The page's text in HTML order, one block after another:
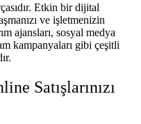
Etkin bir dijital
ve işletmenizin
ajansları, sosyal medya
kampanyaları gibi çeşitli
Satışlarınızı